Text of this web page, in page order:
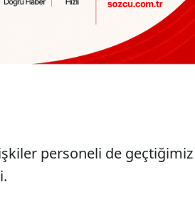
personeli de geçtiğimiz